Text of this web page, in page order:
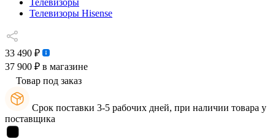
Телевизоры
Телевизоры Hisense
33 490 ₽
37 900 ₽ в магазине
Товар под заказ
Срок поставки 3-5 рабочих дней, при наличии товара у
поставщика